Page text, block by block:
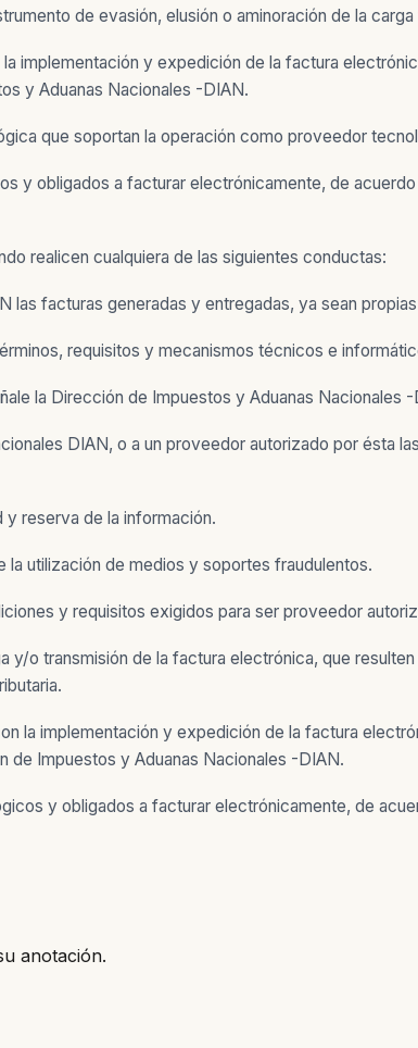
de evasión, elusión o aminoración de la carga
implementación y expedición de la factura
y Aduanas Nacionales -DIAN.
que soportan la operación como proveedor
y obligados a facturar electrónicamente, de
realicen cualquiera de las siguientes conductas:
facturas generadas y entregadas, ya sean
requisitos y mecanismos técnicos e
la Dirección de Impuestos y Aduanas Nacionales -
DIAN, o a un proveedor autorizado por ésta
y reserva de la información.
utilización de medios y soportes fraudulentos.
y requisitos exigidos para ser proveedor
y/o transmisión de la factura electrónica, que
la implementación y expedición de la factura
Impuestos y Aduanas Nacionales -DIAN.
y obligados a facturar electrónicamente, de
anotación.